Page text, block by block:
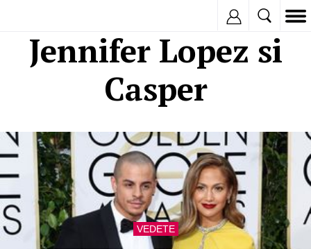
Jennifer Lopez si
Casper
VEDETE